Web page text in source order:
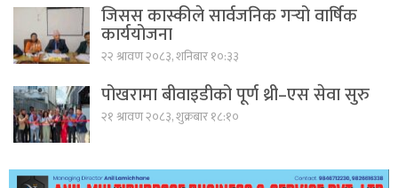
जिसस कास्कीले सार्वजनिक गर्‍यो वार्षिक
कार्ययोजना
२२ श्रावण २०८३, शनिबार १०:३३
पोखरामा बीवाइडीको पूर्ण थ्री–एस सेवा सुरु
२१ श्रावण २०८३, शुक्रबार १८:१०